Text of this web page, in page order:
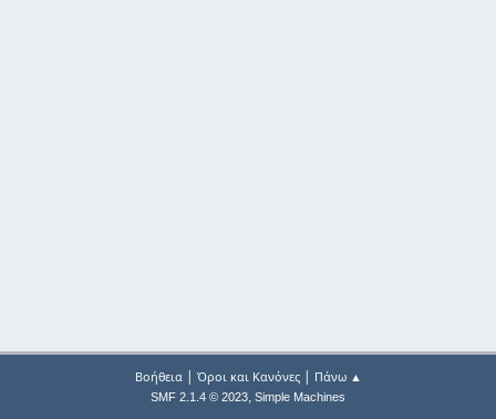
Βοήθεια| Όροι και Κανόνες| Πάνω ▲
SMF 2.1.4 © 2023, Simple Machines